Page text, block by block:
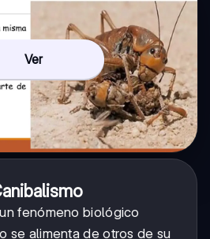
Ver
fenómeno biológico
se alimenta de otros de su